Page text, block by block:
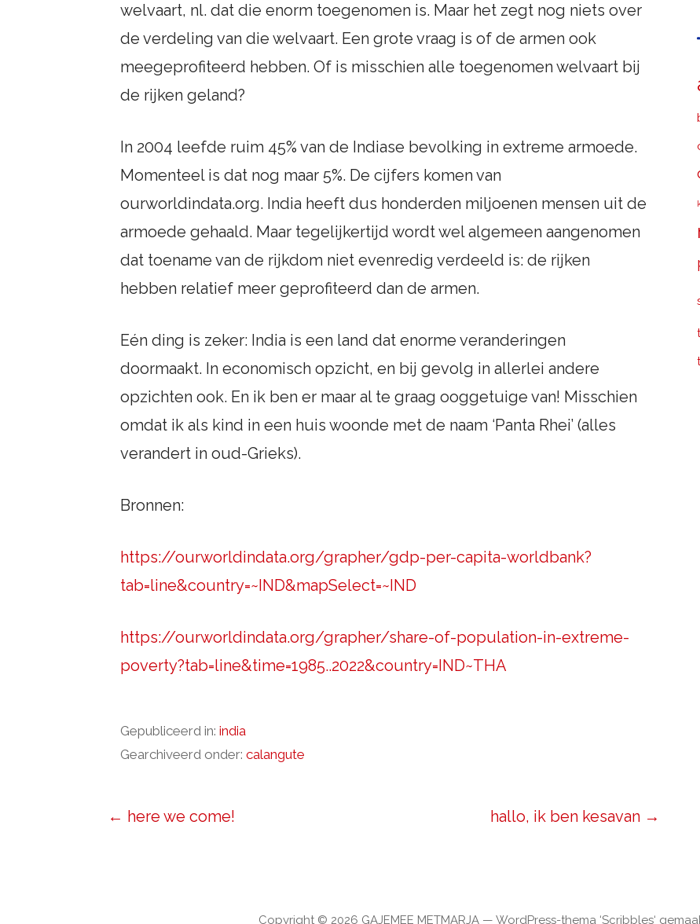
welvaart, nl. dat die enorm toegenomen is. Maar het zegt nog niets over
de verdeling van die welvaart. Een grote vraag is of de armen ook
meegeprofiteerd hebben. Of is misschien alle toegenomen welvaart bij
de rijken geland?
In 2004 leefde ruim 45% van de Indiase bevolking in extreme armoede.
Momenteel is dat nog maar 5%. De cijfers komen van
ourworldindata.org. India heeft dus honderden miljoenen mensen uit de
armoede gehaald. Maar tegelijkertijd wordt wel algemeen aangenomen
dat toename van de rijkdom niet evenredig verdeeld is: de rijken
hebben relatief meer geprofiteerd dan de armen.
Eén ding is zeker: India is een land dat enorme veranderingen
doormaakt. In economisch opzicht, en bij gevolg in allerlei andere
opzichten ook. En ik ben er maar al te graag ooggetuige van! Misschien
omdat ik als kind in een huis woonde met de naam ‘Panta Rhei’ (alles
verandert in oud-Grieks).
Bronnen:
https://ourworldindata.org/grapher/gdp-per-capita-worldbank?
tab=line&country=~IND&mapSelect=~IND
https://ourworldindata.org/grapher/share-of-population-in-extreme-
poverty?tab=line&time=1985..2022&country=IND~THA
Gepubliceerd in:india
Gearchiveerd onder:calangute
Bericht
← here we come! hallo, ik ben kesavan →
Copyright © 2026 GAJEMEE METMARJA — WordPress-thema ‘Scribbles‘